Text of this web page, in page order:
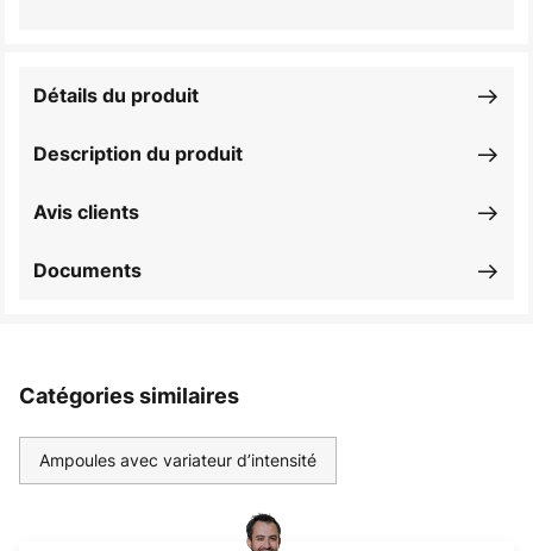
Description du produit
Détails du produit
Avis clients
Documents
Catégories similaires
Ampoules avec variateur d’intensité